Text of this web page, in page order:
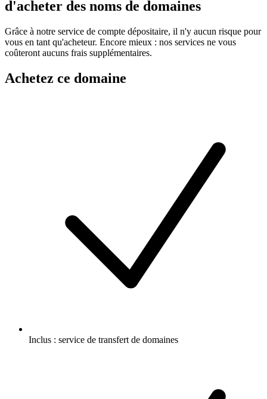
d'acheter des noms de domaines
Grâce à notre service de compte dépositaire, il n'y aucun risque pour
vous en tant qu'acheteur. Encore mieux : nos services ne vous
coûteront aucuns frais supplémentaires.
Achetez ce domaine
Inclus : service de transfert de domaines